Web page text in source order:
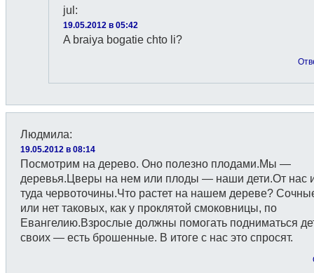
jul :
19.05.2012 в 05:42
A braiya bogatie chto li?
Людмила:
19.05.2012 в 08:14
Посмотрим на дерево. Оно полезно плодами.Мы —
деревья.Цверы на нем или плоды — наши дети.От нас
туда червоточины.Что растет на нашем дереве?
или нет таковых, как у проклятой смоковницы, по
Евангелию.Взрослые должны помогать подниматься
своих — есть брошенные. В итоге с нас это спросят.